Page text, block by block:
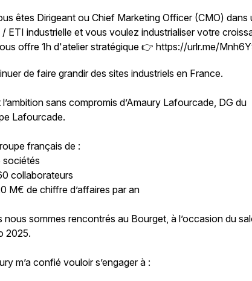
êtes Dirigeant ou Chief Marketing Officer (CMO) dans
/ ETI industrielle et vous voulez industrialiser votre
offre 1h d'atelier stratégique 👉 https://urlr.me/
de faire grandir des sites industriels en France.
l’ambition sans compromis d’Amaury Lafourcade, DG du
Lafourcade.
français de :
sociétés
collaborateurs
M€ de chiffre d’affaires par an
nous sommes rencontrés au Bourget, à l’occasion du
2025.
m’a confié vouloir s’engager à :